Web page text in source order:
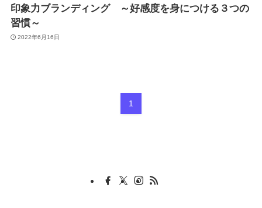
印象力ブランディング ～好感度を身につける３つの
習慣～
2022年6月16日
1